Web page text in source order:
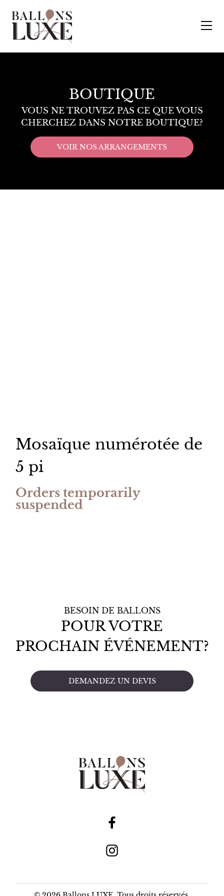
BOUTIQUE
VOUS NE TROUVEZ PAS CE QUE VOUS
CHERCHEZ DANS NOTRE BOUTIQUE?
VOIR NOS ARRANGEMENTS
Mosaïque numérotée de
5 pi
Orders temporarily
suspended
BESOIN DE BALLONS
POUR VOTRE
PROCHAIN ÉVÉNEMENT?
DEMANDEZ UN DEVIS